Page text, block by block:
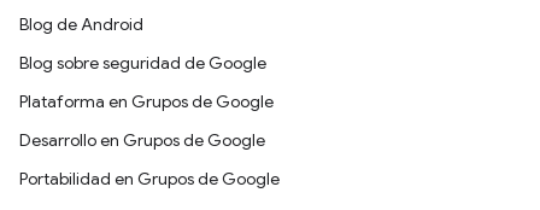
Blog de Android
Blog sobre seguridad de Google
Plataforma en Grupos de Google
Desarrollo en Grupos de Google
Portabilidad en Grupos de Google